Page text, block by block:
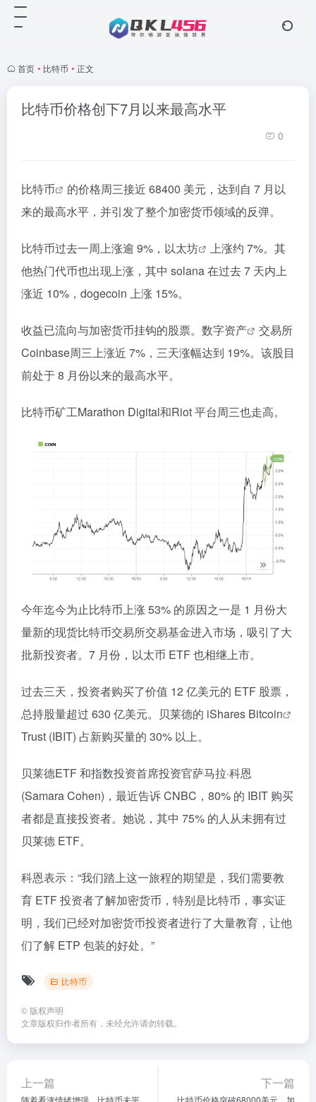
首页 • 比特币 • 正文
比特币价格创下7月以来最高水平
0
比特币
的价格周三接近 68400 美元，达到自 7 月以
来的最高水平，并引发了整个加密货币领域的反弹。
比特币过去一周上涨逾 9%， 以太坊
上涨约 7%。其
他热门代币也出现上涨，其中 solana 在过去 7 天内上
涨近 10%，dogecoin 上涨 15%。
收益已流向与加密货币挂钩的股票。 数字资产
交易所
Coinbase周三上涨近 7%，三天涨幅达到 19%。该股目
前处于 8 月份以来的最高水平。
比特币矿工Marathon Digital和Riot 平台周三也走高。
今年迄今为止比特币上涨 53% 的原因之一是 1 月份大
量新的现货比特币交易所交易基金进入市场，吸引了大
批新投资者。7 月份，以太币 ETF 也相继上市。
过去三天，投资者购买了价值 12 亿美元的 ETF 股票，
总持股量超过 630 亿美元。贝莱德的 iShares Bitcoin
Trust (IBIT) 占新购买量的 30% 以上。
贝莱德ETF 和指数投资首席投资官萨马拉·科恩
(Samara Cohen)，最近告诉 CNBC，80% 的 IBIT 购买
者都是直接投资者。她说，其中 75% 的人从未拥有过
贝莱德 ETF。
科恩表示：“我们踏上这一旅程的期望是，我们需要教
育 ETF 投资者了解加密货币，特别是比特币，事实证
明，我们已经对加密货币投资者进行了大量教育，让他
们了解 ETP 包装的好处。”
比特币
© 版权声明
文章版权归作者所有，未经允许请勿转载。
上一篇
随着看涨情绪增强，比特币未平
下一篇
比特币价格突破68000美元，加